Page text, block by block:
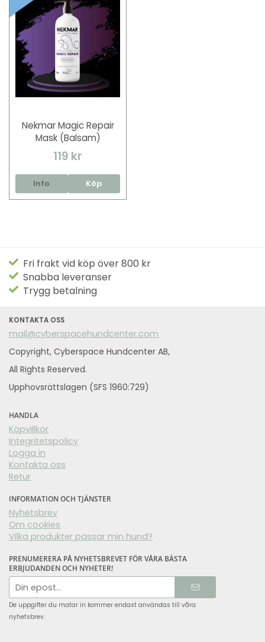
Nekmar Magic Repair
Mask (Balsam)
119 kr
Info Köp
Fri frakt vid köp över 800 kr
Snabba leveranser
Trygg betalning
KONTAKTA OSS
mail@cyberspacehundcenter.com
Copyright, Cyberspace Hundcenter AB,
All Rights Reserved.
Upphovsrättslagen (SFS 1960:729)
HANDLA
Köpvillkor
Integritetspolicy
Logga in
Kontakta oss
Retur
INFORMATION OCH TJÄNSTER
Nyhetsbrev
Om cookies
Vilka produkter passar min hund?
PRENUMERERA PÅ NYHETSBREVET FÖR VÅRA BÄSTA
ERBJUDANDEN OCH NYHETER!
E-
postadress
De uppgifter du matar in kommer endast användas till våra
nyhetsbrev.